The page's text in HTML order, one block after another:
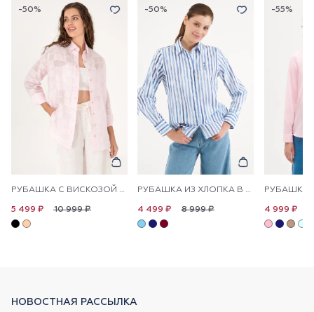
-50%
РУБАШКА С ВИСКОЗОЙ СВОБОДНАЯ
10 999 ₽
5 499 ₽
-50%
РУБАШКА ИЗ ХЛОПКА В ПОЛОСКУ ПРЯМАЯ
8 999 ₽
4 499 ₽
-55%
4 999 ₽
НОВОСТНАЯ РАССЫЛКА